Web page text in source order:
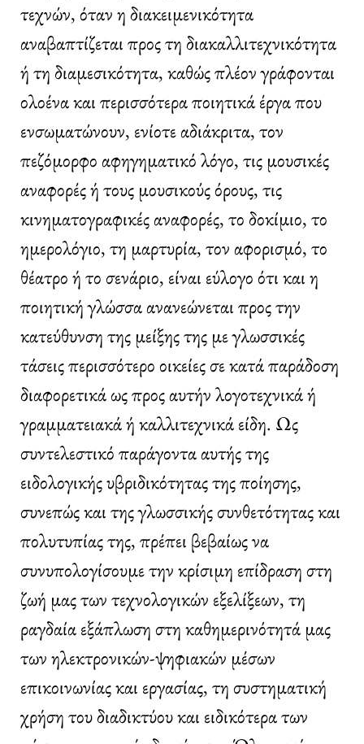
τεχνών, όταν η διακειμενικότητα
αναβαπτίζεται προς τη διακαλλιτεχνικότητα
ή τη διαμεσικότητα, καθώς πλέον γράφονται
ολοένα και περισσότερα ποιητικά έργα που
ενσωματώνουν, ενίοτε αδιάκριτα, τον
πεζόμορφο αφηγηματικό λόγο, τις μουσικές
αναφορές ή τους μουσικούς όρους, τις
κινηματογραφικές αναφορές, το δοκίμιο, το
ημερολόγιο, τη μαρτυρία, τον αφορισμό, το
θέατρο ή το σενάριο, είναι εύλογο ότι και η
ποιητική γλώσσα ανανεώνεται προς την
κατεύθυνση της μείξης της με γλωσσικές
τάσεις περισσότερο οικείες σε κατά παράδοση
διαφορετικά ως προς αυτήν λογοτεχνικά ή
γραμματειακά ή καλλιτεχνικά είδη. Ως
συντελεστικό παράγοντα αυτής της
ειδολογικής υβριδικότητας της ποίησης,
συνεπώς και της γλωσσικής συνθετότητας και
πολυτυπίας της, πρέπει βεβαίως να
συνυπολογίσουμε την κρίσιμη επίδραση στη
ζωή μας των τεχνολογικών εξελίξεων, τη
ραγδαία εξάπλωση στη καθημερινότητά μας
των ηλεκτρονικών-ψηφιακών μέσων
επικοινωνίας και εργασίας, τη συστηματική
χρήση του διαδικτύου και ειδικότερα των